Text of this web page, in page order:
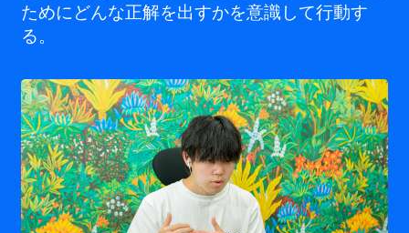
ためにどんな正解を出すかを意識して行動す
る。